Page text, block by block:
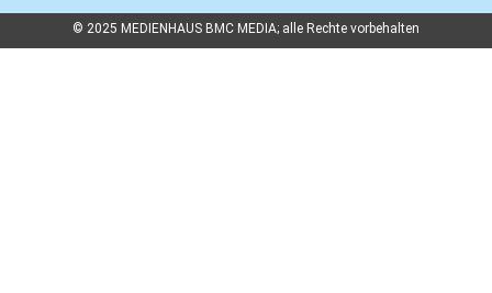
© 2025 MEDIENHAUS BMC MEDIA; alle Rechte vorbehalten